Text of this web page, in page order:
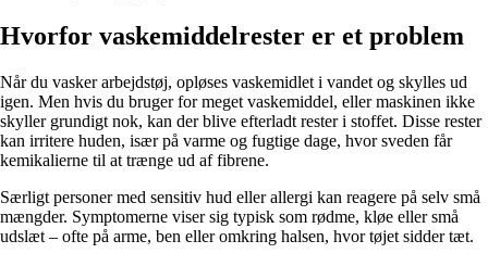
Hvorfor vaskemiddelrester er et problem
Når du vasker arbejdstøj, opløses vaskemidlet i vandet og skylles ud
igen. Men hvis du bruger for meget vaskemiddel, eller maskinen ikke
skyller grundigt nok, kan der blive efterladt rester i stoffet. Disse rester
kan irritere huden, især på varme og fugtige dage, hvor sveden får
kemikalierne til at trænge ud af fibrene.
Særligt personer med sensitiv hud eller allergi kan reagere på selv små
mængder. Symptomerne viser sig typisk som rødme, kløe eller små
udslæt – ofte på arme, ben eller omkring halsen, hvor tøjet sidder tæt.